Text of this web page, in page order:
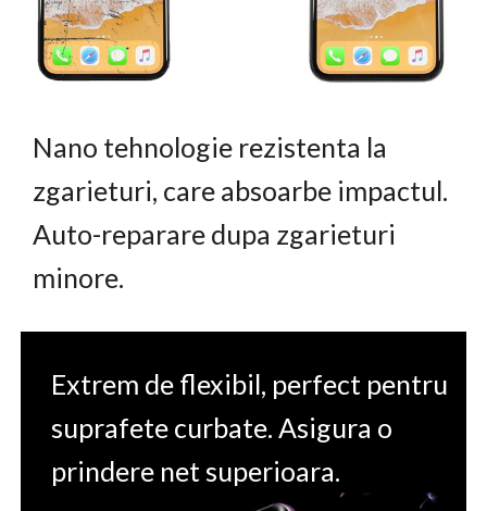
Nano tehnologie rezistenta la
zgarieturi, care absoarbe impactul.
Auto-reparare dupa zgarieturi
minore.
Extrem de flexibil, perfect pentru
suprafete curbate. Asigura o
prindere net superioara.